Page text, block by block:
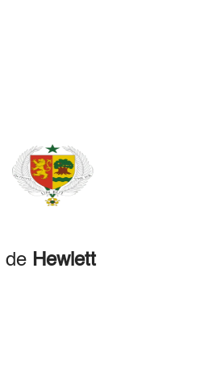
de Hewlett